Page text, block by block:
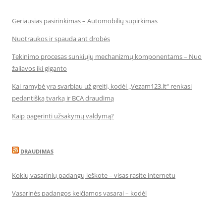
Geriausias pasirinkimas – Automobilių supirkimas
Nuotraukos ir spauda ant drobės
Tekinimo procesas sunkiųjų mechanizmų komponentams – Nuo
žaliavos iki giganto
Kai ramybė yra svarbiau už greitį, kodėl „Vezam123.lt“ renkasi
pedantišką tvarką ir BCA draudimą
Kaip pagerinti užsakymų valdymą?
DRAUDIMAS
Kokių vasarinių padangų ieškote – visas rasite internetu
Vasarinės padangos keičiamos vasarai – kodėl